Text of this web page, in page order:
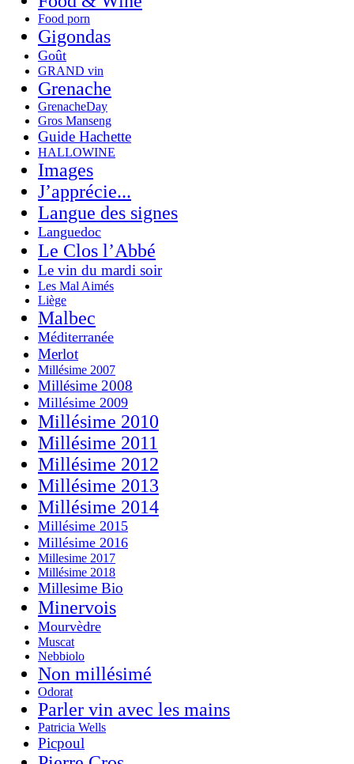
Food porn
Gigondas
Goût
GRAND vin
Grenache
GrenacheDay
Gros Manseng
Guide Hachette
HALLOWINE
Images
J’apprécie...
Langue des signes
Languedoc
Le Clos l’Abbé
Le vin du mardi soir
Les Mal Aimés
Liège
Malbec
Méditerranée
Merlot
Millésime 2007
Millésime 2008
Millésime 2009
Millésime 2010
Millésime 2011
Millésime 2012
Millésime 2013
Millésime 2014
Millésime 2015
Millésime 2016
Millesime 2017
Millésime 2018
Millesime Bio
Minervois
Mourvèdre
Muscat
Nebbiolo
Non millésimé
Odorat
Parler vin avec les mains
Patricia Wells
Picpoul